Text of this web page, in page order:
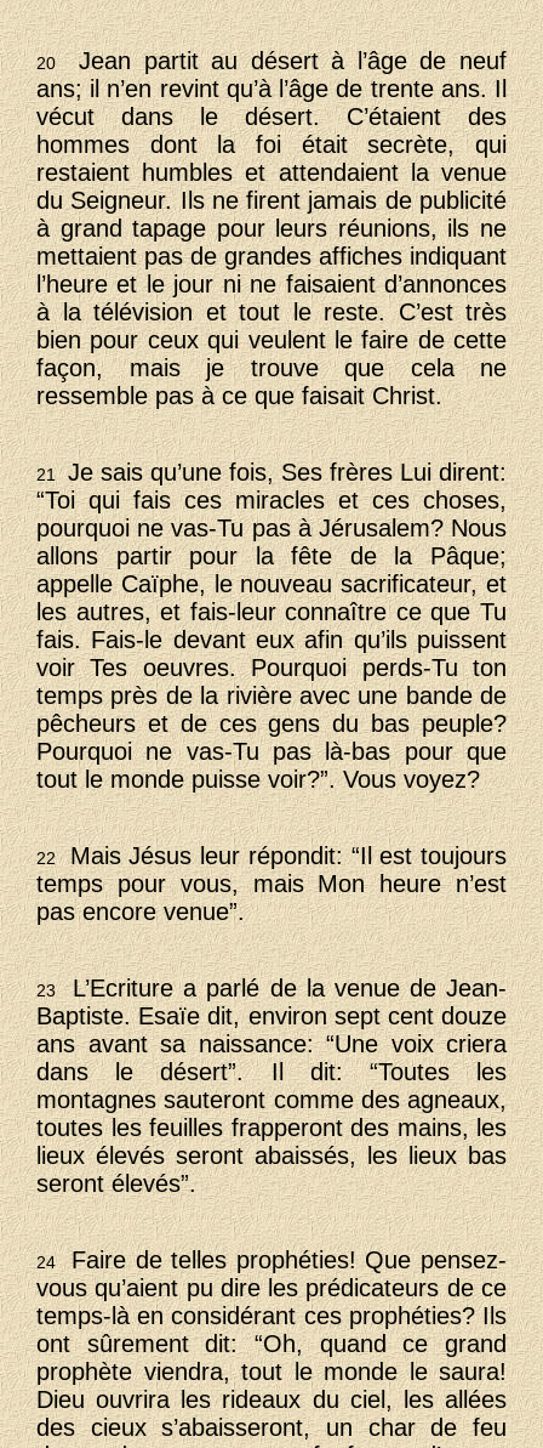
20Jean partit au désert à l’âge de neuf
ans; il n’en revint qu’à l’âge de trente ans. Il
vécut dans le désert. C’étaient des
hommes dont la foi était secrète, qui
restaient humbles et attendaient la venue
du Seigneur. Ils ne firent jamais de publicité
à grand tapage pour leurs réunions, ils ne
mettaient pas de grandes affiches indiquant
l’heure et le jour ni ne faisaient d’annonces
à la télévision et tout le reste. C’est très
bien pour ceux qui veulent le faire de cette
façon, mais je trouve que cela ne
ressemble pas à ce que faisait Christ.
21Je sais qu’une fois, Ses frères Lui dirent:
“Toi qui fais ces miracles et ces choses,
pourquoi ne vas-Tu pas à Jérusalem? Nous
allons partir pour la fête de la Pâque;
appelle Caïphe, le nouveau sacrificateur, et
les autres, et fais-leur connaître ce que Tu
fais. Fais-le devant eux afin qu’ils puissent
voir Tes oeuvres. Pourquoi perds-Tu ton
temps près de la rivière avec une bande de
pêcheurs et de ces gens du bas peuple?
Pourquoi ne vas-Tu pas là-bas pour que
tout le monde puisse voir?”. Vous voyez?
22Mais Jésus leur répondit: “Il est toujours
temps pour vous, mais Mon heure n’est
pas encore venue”.
23L’Ecriture a parlé de la venue de Jean-
Baptiste. Esaïe dit, environ sept cent douze
ans avant sa naissance: “Une voix criera
dans le désert”. Il dit: “Toutes les
montagnes sauteront comme des agneaux,
toutes les feuilles frapperont des mains, les
lieux élevés seront abaissés, les lieux bas
seront élevés”.
24Faire de telles prophéties! Que pensez-
vous qu’aient pu dire les prédicateurs de ce
temps-là en considérant ces prophéties? Ils
ont sûrement dit: “Oh, quand ce grand
prophète viendra, tout le monde le saura!
Dieu ouvrira les rideaux du ciel, les allées
des cieux s’abaisseront, un char de feu